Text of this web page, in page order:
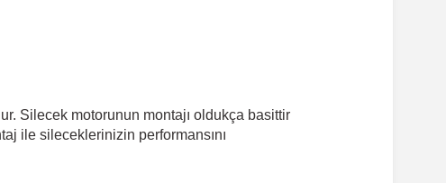
Silecek motorunun montajı oldukça basittir
ile sileceklerinizin performansını